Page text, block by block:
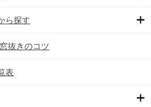
ら探す
抜きのコツ
表